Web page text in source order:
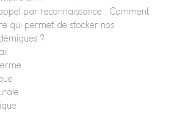
par reconnaissance : Comment
qui permet de stocker nos
?